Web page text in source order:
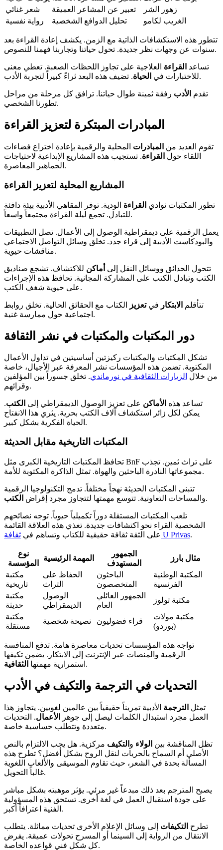
شعر غنائي
تعبير عن المشاعر العميقة
زهور الشر
رواية نفسية
تحليل الدوافع الشخصية الغريب لكامو
تتطور هذه الاستكشافات الذاتية مع الزمن. يكشف إعادة القراءة بعد
سنوات عن وجهات نظر جديدة. تحول حياتنا وتجاربنا فهمنا للنصوص.
تساعد القراءة العلاجية على تجاوز اللحظات الصعبة. تعطي معنى
للاختبارات في الحياة . تضيف هذه البعد ثراءً كبيراً لتجربة الأدب.
تقدم الأدب رفقة ثمينة طوال حياتنا. ترافق كل مرحلة من مراحل
تطورنا الشخصي.
المبادرات المبتكرة لتعزيز القراءة
تقوم العديد من المبادرات المحلية والرقمية بإعادة اختراع فضاءات
اللقاء حول القراءة. تستجيب هذه المشاريع الإبداعية لاحتياجات
الجماهير المعاصرة.
المشاريع المحلية لتعزيز القراءة
تطور المكتبات نوادي القراءة الودية. توفر المقاهي الأدبية بيئة دافئة
للتبادل. تجمع ليلة القراءة مجتمعاً واسعاً.
يعمل الرقمية على ديمقراطية الوصول إلى الأعمال. تصل التطبيقات
والبودكاست الأدبية إلى قراء جدد. تخلق وسائل التواصل الاجتماعي
مناقشات حيوية.
تتحول الحدائق ووسائل النقل إلى أماكن للاكتشاف. تشجع صناديق
الكتب وتبادل الكتب على المشاركة المجانية. تحافظ هذه الإجراءات
على حيوية شغف الكتب.
تتأقلم الابتكار فيتعزيز
الكتاب مع الحقائق الحالية. تخلق روابط
اجتماعية حول ممارسة غنية.
دور المكتبات والمكتبات في نشر الثقافة
تشكل المكتبات والمكتبات ركيزتين أساسيتين في تداول الأعمال
المكتوبة. تضمن هذه المؤسسات نشر المعرفة عبر الأجيال، خاصة
من خلال الزيارات الثقافية في نورماندي. تخلق جسوراً بين المؤلفين
وقرائهم.
تساعد هذه الأماكن على تعزيز الوصول الديمقراطي إلى الكتب.
يمكن لكل زائر استكشاف آلاف الكتب بحرية. يثري هذا الانفتاح
الحياة الفكرية بشكل كبير.
المكتبات التاريخية مقابل الحديثة
تحافظ المكتبات التاريخية الكبرى مثل BnF على تراث ثمين. تجذب
مجموعاتها النادرة الباحثين والهواة. تمثل الذاكرة المكتوبة للأمة.
تتبنى المكتبات الحديثة نهجاً مختلفاً. تدمج التكنولوجيا الرقمية
والمساحات التعاونية. تتوسع مهمتها لتتجاوز مجرد إقراض الكتب .
تلعب المكتبات المستقلة دوراً تكميلياً حيوياً. توجه نصائحهم
الشخصية القراء نحو اكتشافات جديدة. تغذي هذه العلاقة القائمة
على الثقة ثقافة حقيقية للكتاب وتساهم في ثقافة U Privas.
نوع
المؤسسة
المهمة الرئيسية
الجمهور
المستهدف
مثال بارز
مكتبة
تاريخية
الحفاظ على
التراث
الباحثون
المتخصصون
المكتبة الوطنية
الفرنسية
مكتبة
حديثة
الوصول
الديمقراطي
الجمهور العائلي
العام
مكتبة تولوز
مكتبة
مستقلة
نصيحة شخصية قراء فضوليون
مكتبة مولات
(بوردو)
تواجه هذه المؤسسات تحديات معاصرة هامة. تدفع المنافسة
الرقمية والمنصات عبر الإنترنت إلى الابتكار. يضمن تكيفها
استمرارية مهمتها الثقافية .
التحديات في الترجمة والتكيف في الأدب
تمثل الترجمة الأدبية تمريناً حقيقياً بين عالمين لغويين. يتجاوز هذا
العمل مجرد استبدال الكلمات ليصل إلى جوهر
الأعمال. التحديات
متعددة وتتطلب حساسية خاصة.
تظل المناقشة بين الولاء و التكيف مركزية. هل يجب الالتزام بالنص
الأصلي أم السماح بالحريات لنقل الروح بشكل أفضل؟ تطرح هذه
المسألة بحدة في الشعر، حيث تقاوم الموسيقى والألعاب اللغوية
غالباً التحويل.
يصبح المترجم بعد ذلك مبدعاً غير مرئي. يؤثر موهبته بشكل مباشر
على جودة استقبال العمل في لغة أخرى. تستحق هذه المسؤولية
الفنية اعترافاً أكبر.
تطرح التكيفات إلى وسائل الإعلام الأخرى تحديات مماثلة. يتطلب
الانتقال من الرواية إلى السينما أو المسرح تحولات عميقة. يفرض
كل شكل فني قواعده الخاصة.